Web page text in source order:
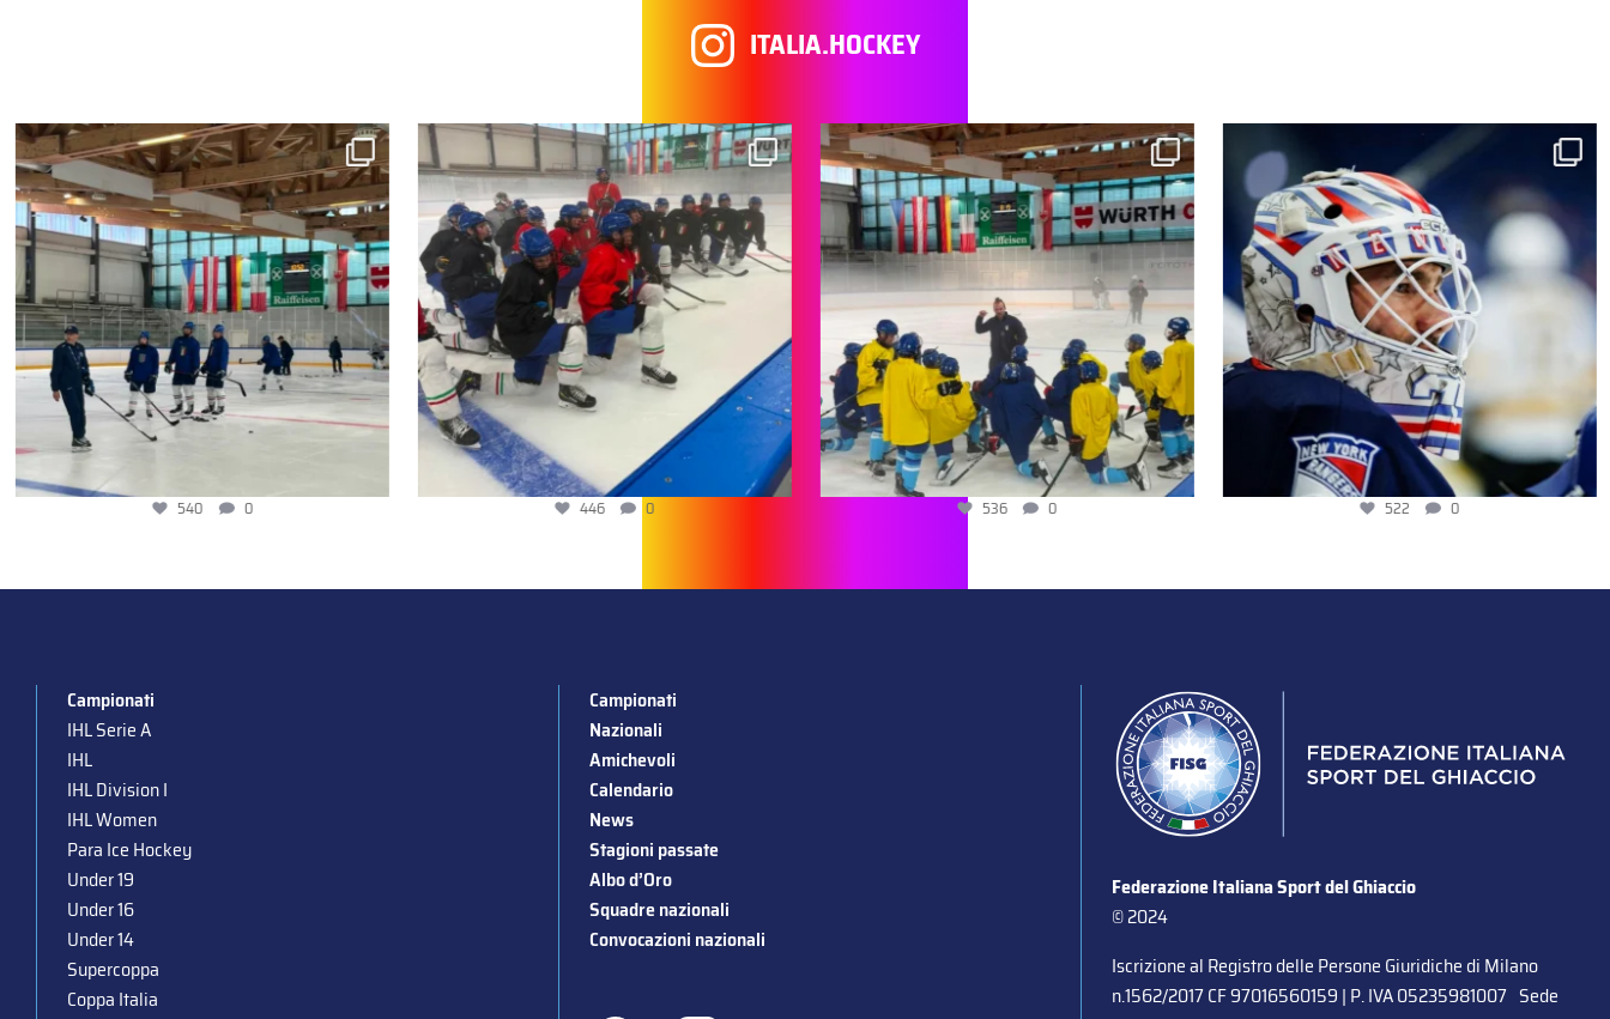
ITALIA.HOCKEY
540 0 446 0 536 0 522 0
Campionati
IHL Serie A
IHL
IHL Division I
IHL Women
Para Ice Hockey
Under 19
Under 16
Under 14
Supercoppa
Coppa Italia
Campionati
Nazionali
Amichevoli
Calendario
News
Stagioni passate
Albo d’Oro
Squadre nazionali
Convocazioni nazionali
Federazione Italiana Sport del Ghiaccio
© 2024
Iscrizione al Registro delle Persone Giuridiche di Milano
n.1562/2017 CF 97016560159 | P. IVA 05235981007 Sede